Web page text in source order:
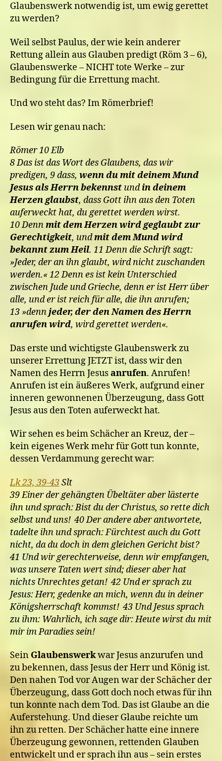
Glaubenswerk notwendig ist, um ewig gerettet
zu werden?
Weil selbst Paulus, der wie kein anderer
Rettung allein aus Glauben predigt (Röm 3 – 6),
Glaubenswerke – NICHT tote Werke – zur
Bedingung für die Errettung macht.
Und wo steht das? Im Römerbrief!
Lesen wir genau nach:
Römer 10 Elb
8 Das ist das Wort des Glaubens, das wir
predigen, 9 dass, wenn du mit deinem Mund
Jesus als Herrn bekennst undin deinem
Herzen glaubst, dass Gott ihn aus den Toten
auferweckt hat, du gerettet werden wirst.
10 Dennmit dem Herzen wird geglaubt zur
Gerechtigkeit, undmit dem Mund wird
bekannt zum Heil. 11 Denn die Schrift sagt:
»Jeder, der an ihn glaubt, wird nicht zuschanden
werden.« 12 Denn es ist kein Unterschied
zwischen Jude und Grieche, denn er ist Herr über
alle, und er ist reich für alle, die ihn anrufen;
13 »dennjeder, der den Namen des Herrn
anrufen wird, wird gerettet werden«.
Das erste und wichtigste Glaubenswerk zu
unserer Errettung JETZT ist, dass wir den
Namen des Herrn Jesusanrufen. Anrufen!
Anrufen ist ein äußeres Werk, aufgrund einer
inneren gewonnenen Überzeugung, dass Gott
Jesus aus den Toten auferweckt hat.
Wir sehen es beim Schächer an Kreuz, der –
kein eigenes Werk mehr für Gott tun konnte,
dessen Verdammung gerecht war:
Lk 23, 39-43Slt
39 Einer der gehängten Übeltäter aber lästerte
ihn und sprach: Bist du der Christus, so rette dich
selbst und uns! 40 Der andere aber antwortete,
tadelte ihn und sprach: Fürchtest auch du Gott
nicht, da du doch in dem gleichen Gericht bist?
41 Und wir gerechterweise, denn wir empfangen,
was unsere Taten wert sind; dieser aber hat
nichts Unrechtes getan! 42 Und er sprach zu
Jesus: Herr, gedenke an mich, wenn du in deiner
Königsherrschaft kommst! 43 Und Jesus sprach
zu ihm: Wahrlich, ich sage dir: Heute wirst du mit
mir im Paradies sein!
Sein Glaubenswerkwar Jesus anzurufen und
zu bekennen, dass Jesus der Herr und König ist.
Den nahen Tod vor Augen war der Schächer der
Überzeugung, dass Gott doch noch etwas für ihn
tun konnte nach dem Tod. Das ist Glaube an die
Auferstehung. Und dieser Glaube reichte um
ihn zu retten. Der Schächer hatte eine innere
Überzeugung gewonnen, rettenden Glauben
entwickelt und er sprach ihn aus – sein erstes